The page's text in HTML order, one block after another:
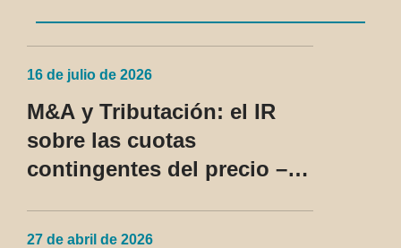
16 de julio de 2026
M&A y Tributación: el IR
sobre las cuotas
contingentes del precio –
27 de abril de 2026